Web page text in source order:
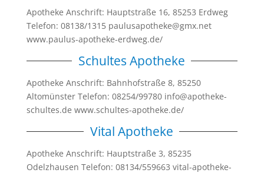
Apotheke Anschrift: Hauptstraße 16, 85253 Erdweg
Telefon: 08138/1315 paulusapotheke@gmx.net
www.paulus-apotheke-erdweg.de/
Schultes Apotheke
Apotheke Anschrift: Bahnhofstraße 8, 85250
Altomünster Telefon: 08254/99780 info@apotheke-
schultes.de www.schultes-apotheke.de/
Vital Apotheke
Apotheke Anschrift: Hauptstraße 3, 85235
Odelzhausen Telefon: 08134/559663 vital-apotheke-